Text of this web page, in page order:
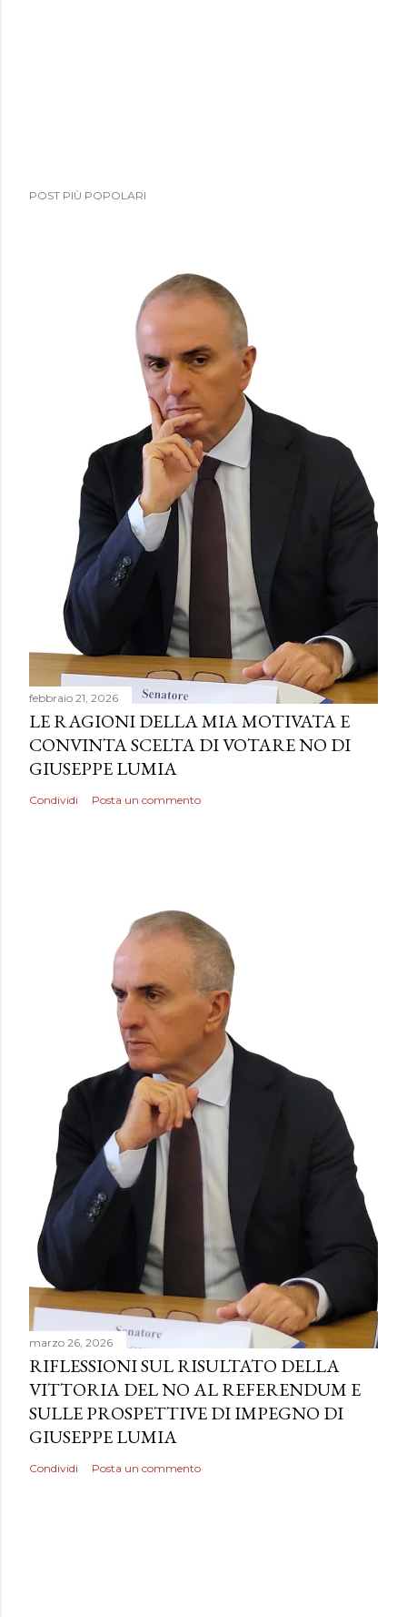
POST PIÙ POPOLARI
febbraio 21, 2026
LE RAGIONI DELLA MIA MOTIVATA E
CONVINTA SCELTA DI VOTARE NO DI
GIUSEPPE LUMIA
Condividi Posta un commento
marzo 26, 2026
RIFLESSIONI SUL RISULTATO DELLA
VITTORIA DEL NO AL REFERENDUM E
SULLE PROSPETTIVE DI IMPEGNO DI
GIUSEPPE LUMIA
Condividi Posta un commento